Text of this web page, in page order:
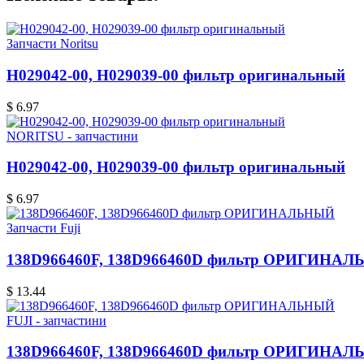
Запчасти Noritsu
H029042-00, H029039-00 фильтр оригинальный
$ 6.97
NORITSU - запчастини
H029042-00, H029039-00 фильтр оригинальный
$ 6.97
Запчасти Fuji
138D966460F, 138D966460D фильтр
$ 13.44
FUJI - запчастини
138D966460F, 138D966460D фильтр